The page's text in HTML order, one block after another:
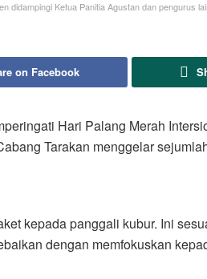
didampingi Ketua Panitia Agustan dan pengurus
on Facebook
Hari Palang Merah
Tarakan menggelar
kepada panggali kubur. Ini
dengan memfokuskan